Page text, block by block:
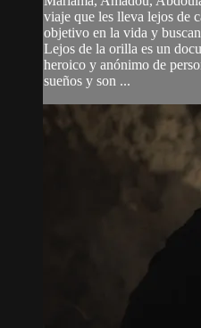
viaje que les lleva lejos de
objetivo en la vida y
Lejos de la orilla es un
heroico y anónimo de
sueños y son ...